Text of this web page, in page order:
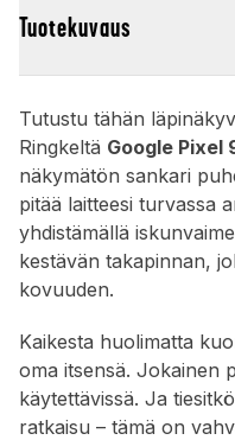
Tuotekuvaus
Tutustu tähän
Ringkeltä Google Pixel
näkymätön sankari
pitää laitteesi turvassa
yhdistämällä
kestävän takapinnan,
kovuuden.
Kaikesta huolimatta
oma itsensä. Jokainen
käytettävissä. Ja
ratkaisu – tämä on